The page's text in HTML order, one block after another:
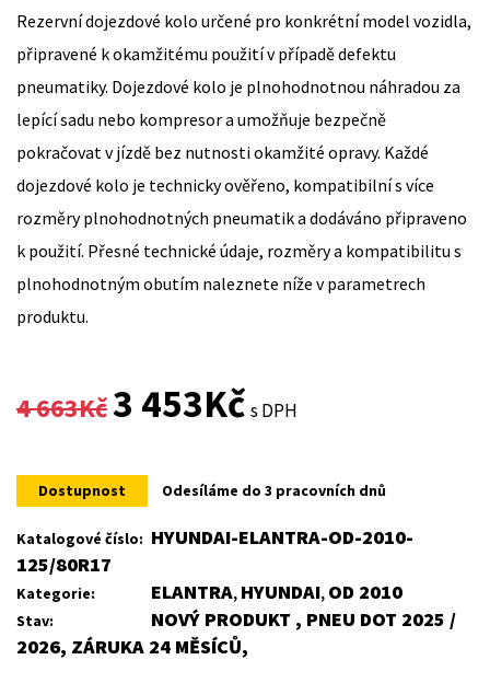
Rezervní dojezdové kolo určené pro konkrétní model vozidla,
připravené k okamžitému použití v případě defektu
pneumatiky. Dojezdové kolo je plnohodnotnou náhradou za
lepící sadu nebo kompresor a umožňuje bezpečně
pokračovat v jízdě bez nutnosti okamžité opravy. Každé
dojezdové kolo je technicky ověřeno, kompatibilní s více
rozměry plnohodnotných pneumatik a dodáváno připraveno
k použití. Přesné technické údaje, rozměry a kompatibilitu s
plnohodnotným obutím naleznete níže v parametrech
produktu.
4 663Kč
Original
was:
4
3 453KčCurrent
is:
3
s DPH
Dostupnost Odesíláme do 3 pracovních dnů
Katalogové číslo: HYUNDAI-ELANTRA-OD-2010-
125/80R17
Kategorie: ELANTRA, HYUNDAI, OD 2010
Stav:
NOVÝ PRODUKT , PNEU DOT 2025 /
2026, ZÁRUKA 24 MĚSÍCŮ,